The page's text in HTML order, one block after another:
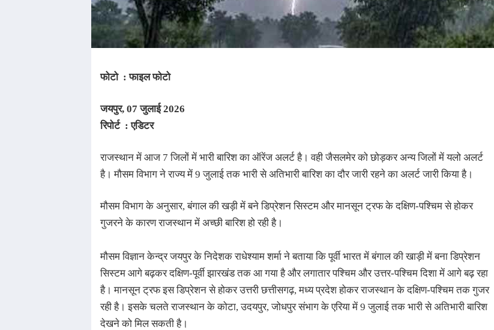
फोटो : फाइल फोटो
जयपुर, 07 जुलाई2026
रिपोर्ट : एडिटर
राजस्थान में आज 7 जिलों में भारी बारिश का ऑरेंज अलर्ट है। वही जैसलमेर को छोड़कर अन्य जिलों में यलो अलर्ट
है। मौसम विभाग ने राज्य में 9 जुलाई तक भारी से अतिभारी बारिश का दौर जारी रहने का अलर्ट जारी किया है।
मौसम विभाग के अनुसार, बंगाल की खड़ी में बने डिप्रेशन सिस्टम और मानसून ट्रफ के दक्षिण-पश्चिम से होकर
गुजरने के कारण राजस्थान में अच्छी बारिश हो रही है।
मौसम विज्ञान केन्द्र जयपुर के निदेशक राधेश्याम शर्मा ने बताया कि पूर्वी भारत में बंगाल की खाड़ी में बना डिप्रेशन
सिस्टम आगे बढ़कर दक्षिण-पूर्वी झारखंड तक आ गया है और लगातार पश्चिम और उत्तर-पश्चिम दिशा में आगे बढ़ रहा
है। मानसून ट्रफ इस डिप्रेशन से होकर उत्तरी छत्तीसगढ़, मध्य प्रदेश होकर राजस्थान के दक्षिण-पश्चिम तक गुजर
रही है। इसके चलते राजस्थान के कोटा, उदयपुर, जोधपुर संभाग के एरिया में 9 जुलाई तक भारी से अतिभारी बारिश
देखने को मिल सकती है।